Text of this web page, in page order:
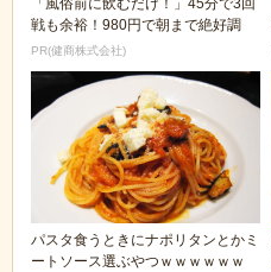
戦も余裕！980円で朝まで絶好調
PR(健商株式会社)
パスタ食うときにナポリタンとかミ
ートソース選ぶやつｗｗｗｗｗｗ